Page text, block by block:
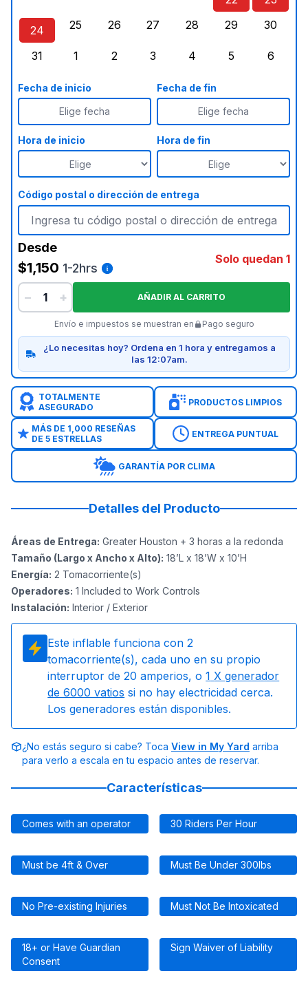
miércoles, agosto 19, 2026
jueves, agosto 20, 2026
viernes, agosto 21,
sábado,
lunes, agosto 24, 2026
24
25
26
27
28
29
30
31
1
2
3
4
5
6
Fecha de inicio
Elige fecha
Fecha de fin
Elige fecha
Hora de inicio Hora de fin
Código postal o dirección de entrega
Desde
$1,150 1-2hrs
Solo quedan 1
− + AÑADIR AL CARRITO
Envío e impuestos se muestran en Pago seguro
¿Lo necesitas hoy? Ordena en 1 hora y entregamos a
las 12:07am.
TOTALMENTE
ASEGURADO
PRODUCTOS LIMPIOS
MÁS DE 1,000 RESEÑAS
DE 5 ESTRELLAS
ENTREGA PUNTUAL
GARANTÍA POR CLIMA
Detalles del Producto
Áreas de Entrega: Greater Houston + 3 horas a la redonda
Tamaño (Largo x Ancho x Alto): 18’L x 18’W x 10’H
Energía: 2 Tomacorriente(s)
Operadores: 1 Included to Work Controls
Instalación: Interior / Exterior
Este inflable funciona con 2
tomacorriente(s), cada uno en su propio
interruptor de 20 amperios, o 1 X generador
de 6000 vatios si no hay electricidad cerca.
Los generadores están disponibles.
¿No estás seguro si cabe? Toca View in My Yard arriba
para verlo a escala en tu espacio antes de reservar.
Características
Comes with an operator 30 Riders Per Hour
Must be 4ft & Over Must Be Under 300lbs
No Pre-existing Injuries Must Not Be Intoxicated
18+ or Have Guardian
Consent
Sign Waiver of Liability